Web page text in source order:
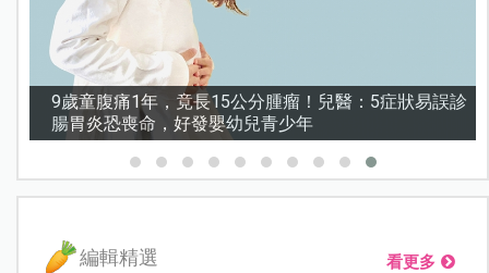
9歲童腹痛1年，竟長15公分腫瘤！兒醫：5症狀易誤診
腸胃炎恐喪命，好發嬰幼兒青少年
編輯精選 看更多